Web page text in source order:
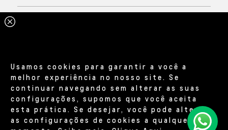
Usamos cookies para garantir a você a
melhor experiência no nosso site. Se
continuar navegando sem alterar as suas
configurações, supomos que você aceita
esta prática. Se desejar, você pode alterar
as configurações de cookies a qualquer